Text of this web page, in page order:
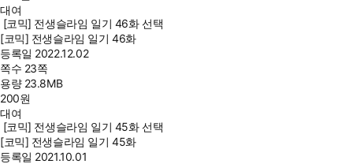
대여
[코믹] 전생슬라임 일기 46화 선택
[코믹] 전생슬라임 일기 46화
등록일 2022.12.02
쪽수 23쪽
용량 23.8MB
200원
대여
[코믹] 전생슬라임 일기 45화 선택
[코믹] 전생슬라임 일기 45화
등록일 2021.10.01